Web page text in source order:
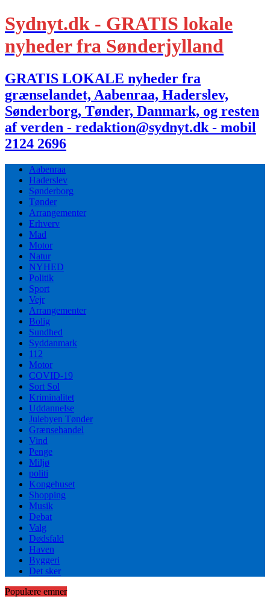
Sydnyt.dk - GRATIS lokale
nyheder fra Sønderjylland
GRATIS LOKALE nyheder fra
grænselandet, Aabenraa, Haderslev,
Sønderborg, Tønder, Danmark, og resten
af verden - redaktion@sydnyt.dk - mobil
2124 2696
Aabenraa
Haderslev
Sønderborg
Tønder
Arrangementer
Erhverv
Mad
Motor
Natur
NYHED
Politik
Sport
Vejr
Arrangementer
Bolig
Sundhed
Syddanmark
112
Motor
COVID-19
Sort Sol
Kriminalitet
Uddannelse
Julebyen Tønder
Grænsehandel
Vind
Penge
Miljø
politi
Kongehuset
Shopping
Musik
Debat
Valg
Dødsfald
Haven
Byggeri
Det sker
Populære emner